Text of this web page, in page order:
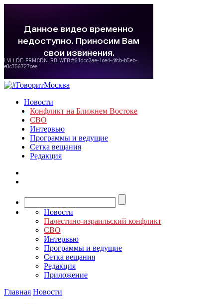
Новости
Конфликт на Ближнем Востоке
СВО
Интервью
Программы и ведущие
Сетка вещания
Редакция
Новости
Палестино-израильский конфликт
СВО
Интервью
Программы и ведущие
Сетка вещания
Редакция
Приложение
Главная Новости